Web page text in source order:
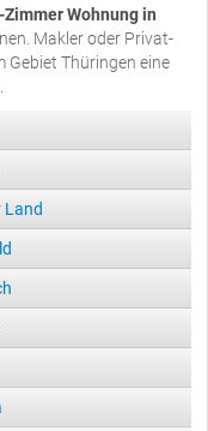
Zimmer Wohnung in
Makler oder Privat-
Gebiet Thüringen eine
Land